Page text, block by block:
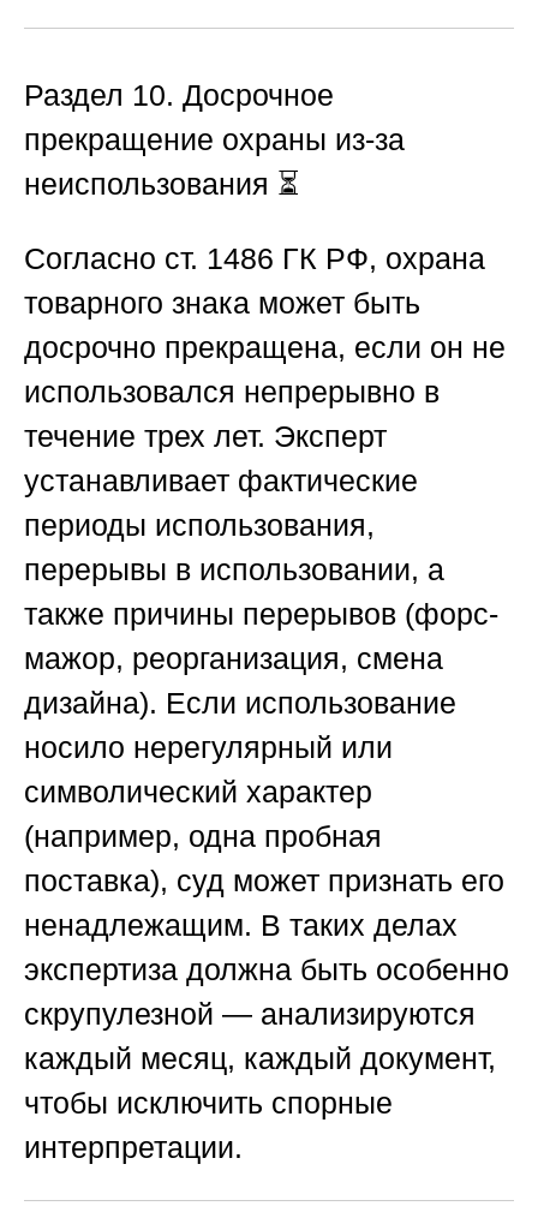
Раздел 10. Досрочное
прекращение охраны из-за
неиспользования ⏳
Согласно ст. 1486 ГК РФ, охрана
товарного знака может быть
досрочно прекращена, если он не
использовался непрерывно в
течение трех лет. Эксперт
устанавливает фактические
периоды использования,
перерывы в использовании, а
также причины перерывов (форс-
мажор, реорганизация, смена
дизайна). Если использование
носило нерегулярный или
символический характер
(например, одна пробная
поставка), суд может признать его
ненадлежащим. В таких делах
экспертиза должна быть особенно
скрупулезной — анализируются
каждый месяц, каждый документ,
чтобы исключить спорные
интерпретации.